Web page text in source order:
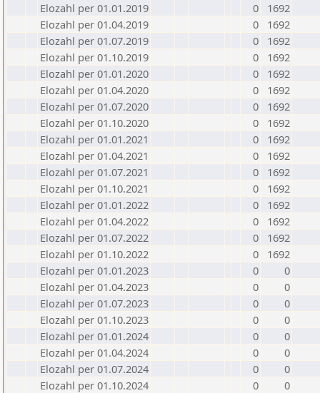
Elozahl per 01.01.2019
0
1692
Elozahl per 01.04.2019
0
1692
Elozahl per 01.07.2019
0
1692
Elozahl per 01.10.2019
0
1692
Elozahl per 01.01.2020
0
1692
Elozahl per 01.04.2020
0
1692
Elozahl per 01.07.2020
0
1692
Elozahl per 01.10.2020
0
1692
Elozahl per 01.01.2021
0
1692
Elozahl per 01.04.2021
0
1692
Elozahl per 01.07.2021
0
1692
Elozahl per 01.10.2021
0
1692
Elozahl per 01.01.2022
0
1692
Elozahl per 01.04.2022
0
1692
Elozahl per 01.07.2022
0
1692
Elozahl per 01.10.2022
0
1692
Elozahl per 01.01.2023
0
0
Elozahl per 01.04.2023
0
0
Elozahl per 01.07.2023
0
0
Elozahl per 01.10.2023
0
0
Elozahl per 01.01.2024
0
0
Elozahl per 01.04.2024
0
0
Elozahl per 01.07.2024
0
0
Elozahl per 01.10.2024
0
0